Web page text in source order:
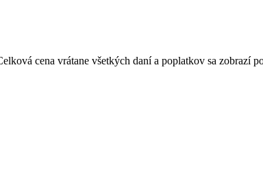
cena vrátane všetkých daní a poplatkov sa zobrazí